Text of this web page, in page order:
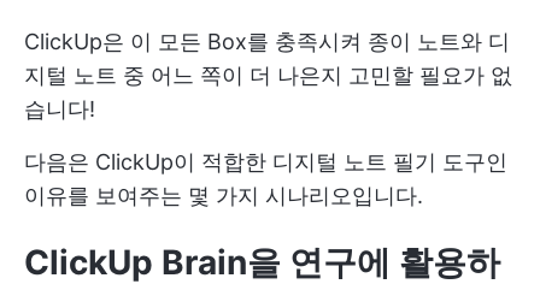
ClickUp은 이 모든 Box를 충족시켜 종이 노트와 디
지털 노트 중 어느 쪽이 더 나은지 고민할 필요가 없
습니다!
다음은 ClickUp이 적합한 디지털 노트 필기 도구인
이유를 보여주는 몇 가지 시나리오입니다.
ClickUp Brain을 연구에 활용하